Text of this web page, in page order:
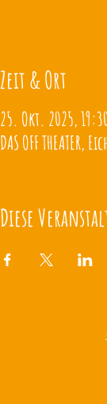
Zeit & Ort
25. Okt. 2025,
DAS OFF
Diese